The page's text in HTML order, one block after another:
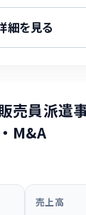
細を見る
売員派遣
M&A
売上高